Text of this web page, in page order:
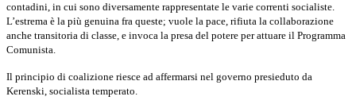
contadini, in cui sono diversamente rappresentate le varie correnti socialiste.
L’estrema è la più genuina fra queste; vuole la pace, rifiuta la collaborazione
anche transitoria di classe, e invoca la presa del potere per attuare il Programma
Comunista.
Il principio di coalizione riesce ad affermarsi nel governo presieduto da
Kerenski, socialista temperato.